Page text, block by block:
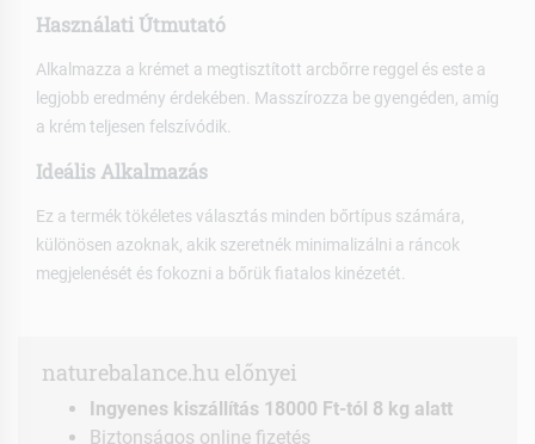
Használati Útmutató
Alkalmazza a krémet a megtisztított arcbőrre reggel és este a
legjobb eredmény érdekében. Masszírozza be gyengéden, amíg
a krém teljesen felszívódik.
Ideális Alkalmazás
Ez a termék tökéletes választás minden bőrtípus számára,
különösen azoknak, akik szeretnék minimalizálni a ráncok
megjelenését és fokozni a bőrük fiatalos kinézetét.
naturebalance.hu előnyei
Ingyenes kiszállítás 18000 Ft-tól 8 kg alatt
Biztonságos online fizetés